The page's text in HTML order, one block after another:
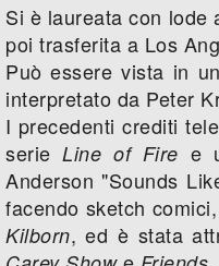
Si è laureata con lode
poi trasferita a Los
Può essere vista in
interpretato da Peter
I precedenti crediti
serieLine of Fire e
Anderson "Sounds
facendo sketch
Kilborn, ed è stata